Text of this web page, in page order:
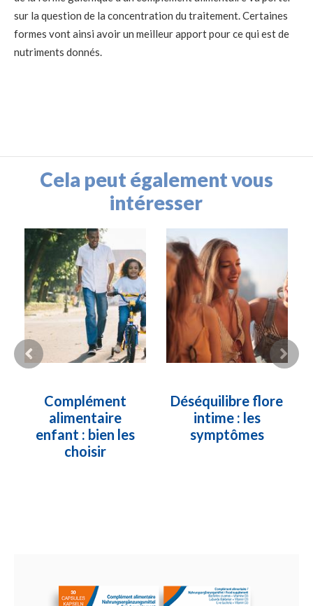
sur la question de la concentration du traitement. Certaines
formes vont ainsi avoir un meilleur apport pour ce qui est de
nutriments donnés.
Cela peut également vous
intéresser
Complément
alimentaire
enfant : bien les
choisir
Déséquilibre flore
intime : les
symptômes